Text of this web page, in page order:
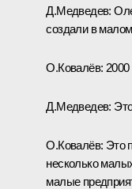
Д.Медведев:
создали в
О.Ковалёв:
Д.Медведев:
О.Ковалёв: Это
несколько
малые